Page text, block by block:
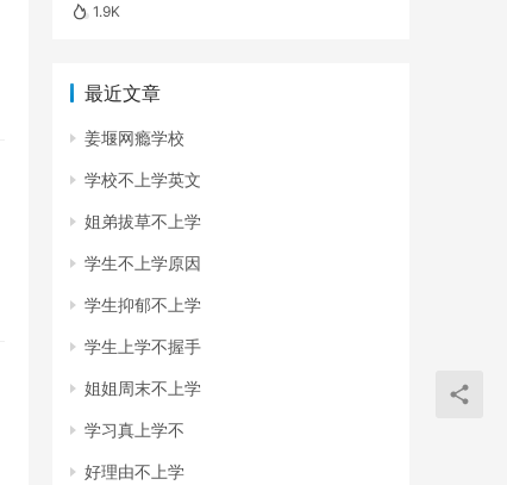
1.9K
最近文章
姜堰网瘾学校
学校不上学英文
姐弟拔草不上学
学生不上学原因
学生抑郁不上学
学生上学不握手
姐姐周末不上学
学习真上学不
好理由不上学